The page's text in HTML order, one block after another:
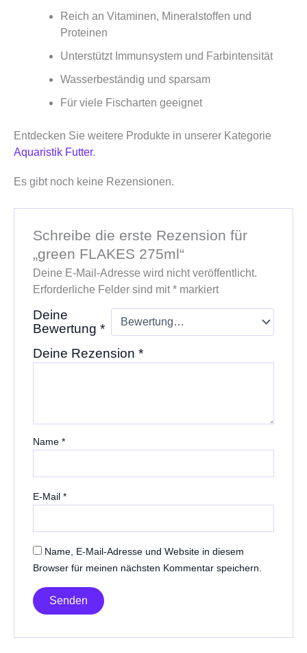
Reich an Vitaminen, Mineralstoffen und
Proteinen
Unterstützt Immunsystem und Farbintensität
Wasserbeständig und sparsam
Für viele Fischarten geeignet
Entdecken Sie weitere Produkte in unserer Kategorie
Aquaristik Futter.
Es gibt noch keine Rezensionen.
Schreibe die erste Rezension für
„green FLAKES 275ml“
Deine E-Mail-Adresse wird nicht veröffentlicht.
Erforderliche Felder sind mit*markiert
Deine
Bewertung *
Deine Rezension *
Name *
E-Mail *
Name, E-Mail-Adresse und Website in diesem
Browser für meinen nächsten Kommentar speichern.